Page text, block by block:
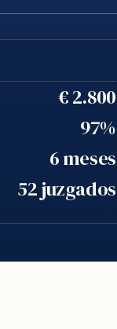
€ 2.800
97%
6 meses
52 juzgados